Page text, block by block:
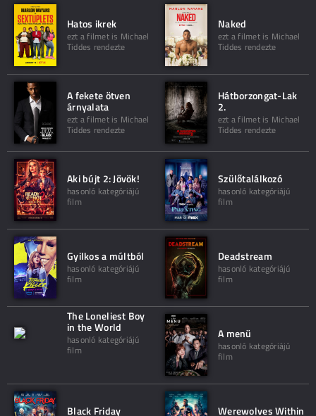
Hatos ikrek
ezt a filmet is Michael
Tiddes rendezte
Naked
ezt a filmet is Michael
Tiddes rendezte
A fekete ötven
árnyalata
ezt a filmet is Michael
Tiddes rendezte
Hátborzongat-Lak
2.
ezt a filmet is Michael
Tiddes rendezte
Aki bújt 2: Jövök!
hasonló kategóriájú
film
Szülőtalálkozó
hasonló kategóriájú
film
Gyilkos a múltból
hasonló kategóriájú
film
Deadstream
hasonló kategóriájú
film
The Loneliest Boy
in the World
hasonló kategóriájú
film
A menü
hasonló kategóriájú
film
Black Friday Werewolves Within